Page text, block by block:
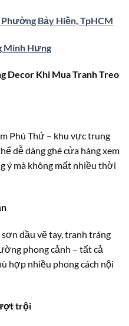
Bảy Hiền, TpHCM
Minh Hưng
Decor Khi Mua Tranh Treo
Phú Thứ – khu vực trung
dễ dàng ghé cửa hàng xem
ý mà không mất nhiều thời
dầu vẽ tay, tranh tráng
phong cảnh – tất cả
hợp nhiều phong cách nội
trội